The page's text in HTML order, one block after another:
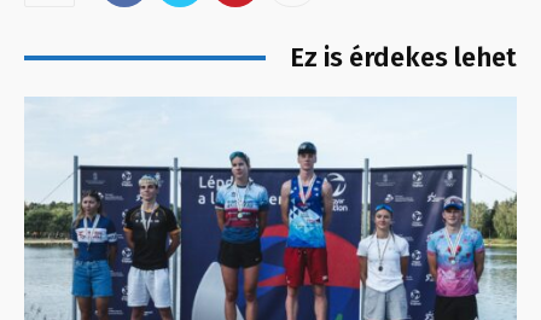
Ez is érdekes lehet